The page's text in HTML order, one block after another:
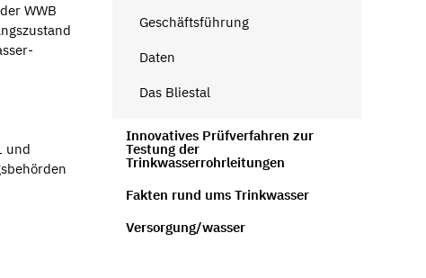
WWB
und
Geschäftsführung
Daten
Das Bliestal
Innovatives Prüfverfahren zur
Testung der
Trinkwasserrohrleitungen
Fakten rund ums Trinkwasser
Versorgung/wasser